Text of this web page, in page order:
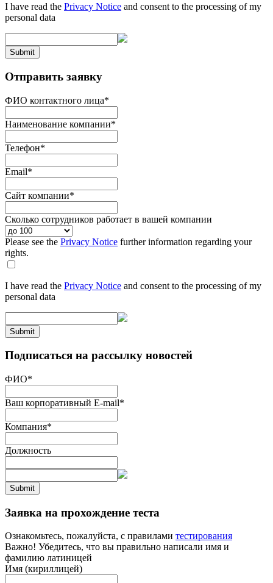
I have read the Privacy Notice and consent to the processing of my
personal data
Submit
Отправить заявку
ФИО контактного лица*
Наименование компании*
Телефон*
Email*
Сайт компании*
Сколько сотрудников работает в вашей компании
Please see the Privacy Notice further information regarding your
rights.
I have read the Privacy Notice and consent to the processing of my
personal data
Submit
Подписаться на рассылку новостей
ФИО*
Ваш корпоративный E-mail*
Компания*
Должность
Submit
Заявка на прохождение теста
Ознакомьтесь, пожалуйста, с правилами тестирования
Важно! Убедитесь, что вы правильно написали имя и
фамилию латиницей
Имя (кириллицей)